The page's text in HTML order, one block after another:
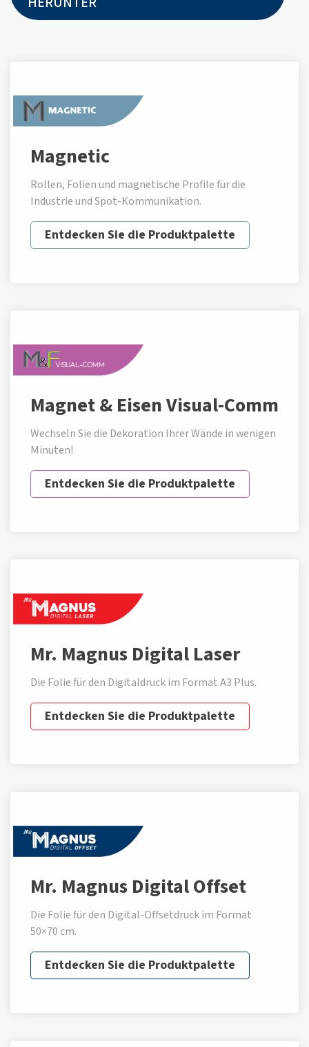
Magnetic
Rollen, Folien und magnetische Profile für die
Industrie und Spot-Kommunikation.
Entdecken Sie die Produktpalette
Magnet & Eisen Visual-Comm
Wechseln Sie die Dekoration Ihrer Wände in wenigen
Minuten!
Entdecken Sie die Produktpalette
Mr. Magnus Digital Laser
Die Folie für den Digitaldruck im Format A3 Plus.
Entdecken Sie die Produktpalette
Mr. Magnus Digital Offset
Die Folie für den Digital-Offsetdruck im Format
50×70 cm.
Entdecken Sie die Produktpalette